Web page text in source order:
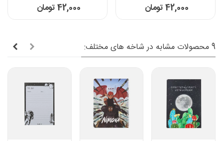
42,000 تومان 42,000 تومان
9 محصولات مشابه در شاخه های مختلف: